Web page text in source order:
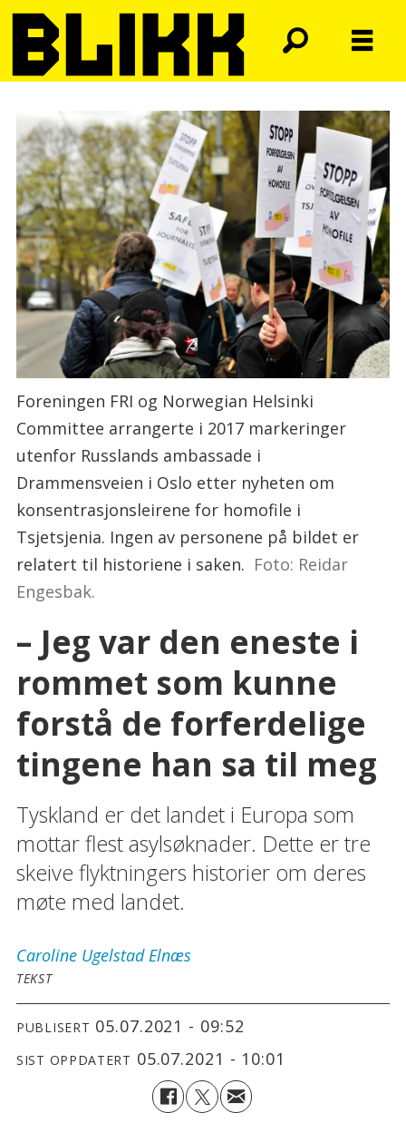
Foreningen FRI og Norwegian Helsinki
Committee arrangerte i 2017 markeringer
utenfor Russlands ambassade i
Drammensveien i Oslo etter nyheten om
konsentrasjonsleirene for homofile i
Tsjetsjenia. Ingen av personene på bildet er
relatert til historiene i saken. Foto: Reidar
Engesbak.
– Jeg var den eneste i
rommet som kunne
forstå de forferdelige
tingene han sa til meg
Tyskland er det landet i Europa som
mottar flest asylsøknader. Dette er tre
skeive flyktningers historier om deres
møte med landet.
Caroline Ugelstad Elnæs
TEKST
PUBLISERT 05.07.2021 - 09:52
SIST OPPDATERT 05.07.2021 - 10:01